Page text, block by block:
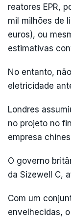
reatores EPR,
mil milhões de
euros), ou
estimativas
No entanto,
eletricidade
Londres
no projeto no
empresa
O governo
da Sizewell C,
Com um
envelhecidas,